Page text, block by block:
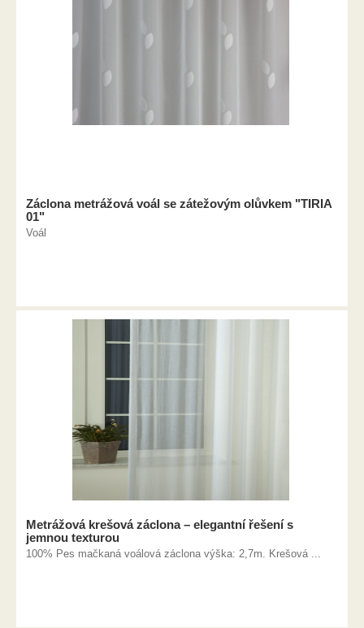
Záclona metrážová voál se zátežovým olůvkem "TIRIA
01"
Voál
Metrážová krešová záclona – elegantní řešení s
jemnou texturou
100% Pes mačkaná voálová záclona výška: 2,7m. Krešová ...